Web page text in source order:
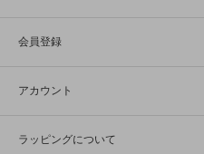
会員登録
アカウント
ラッピングについて